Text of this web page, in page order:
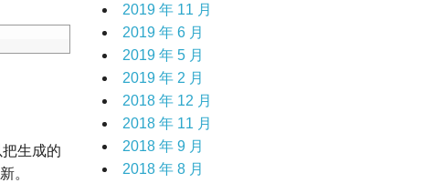
生成的
。
2019 年 11 月
2019 年 6 月
2019 年 5 月
2019 年 2 月
2018 年 12 月
2018 年 11 月
2018 年 9 月
2018 年 8 月